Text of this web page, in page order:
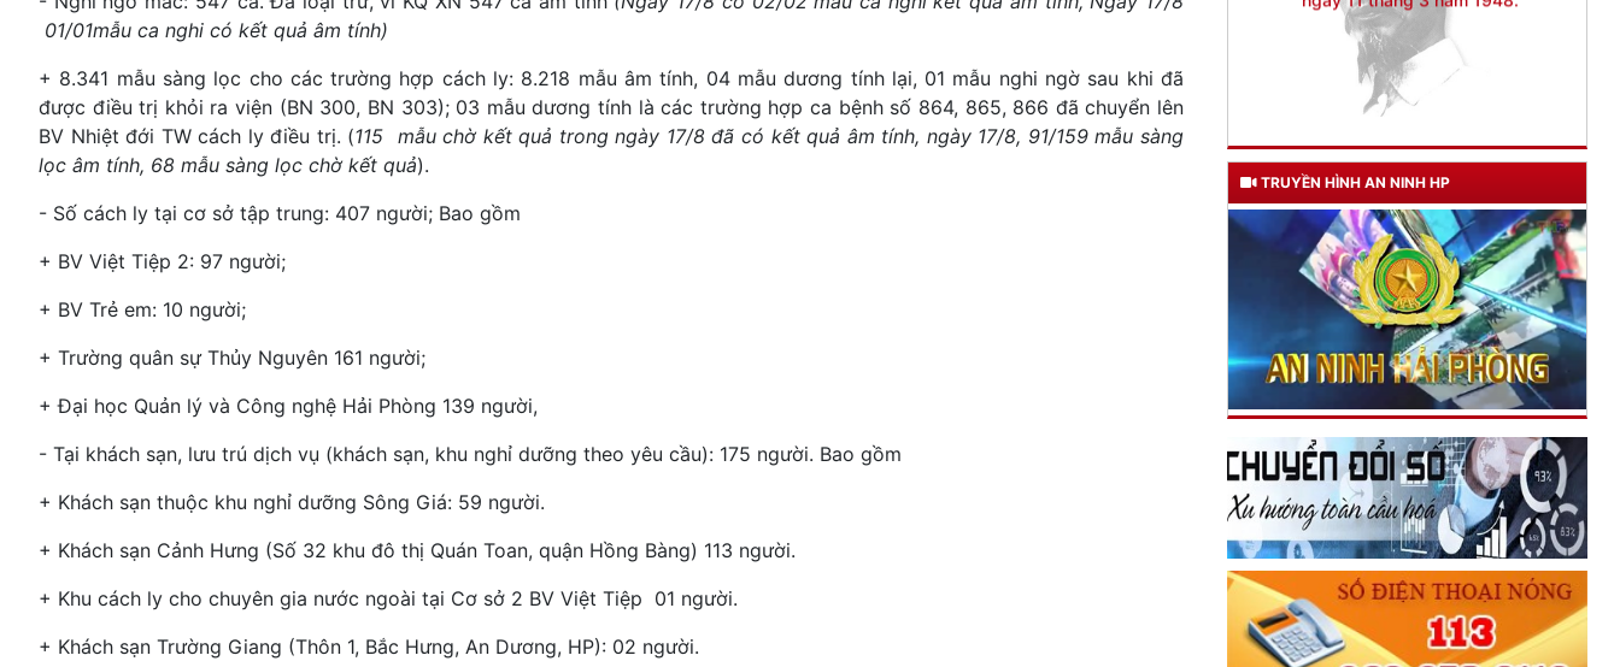
01/01mẫu ca nghi có kết quả âm tính)
+ 8.341 mẫu sàng lọc cho các trường hợp cách ly: 8.218 mẫu âm tính, 04 mẫu dương tính lại, 01 mẫu nghi ngờ sau khi đã
được điều trị khỏi ra viện (BN 300, BN 303); 03 mẫu dương tính là các trường hợp ca bệnh số 864, 865, 866 đã chuyển lên
BV Nhiệt đới TW cách ly điều trị. (115 mẫu chờ kết quả trong ngày 17/8 đã có kết quả âm tính, ngày 17/8, 91/159 mẫu sàng
lọc âm tính, 68 mẫu sàng lọc chờ kết quả).
- Số cách ly tại cơ sở tập trung: 407 người; Bao gồm
+ BV Việt Tiệp 2: 97 người;
+ BV Trẻ em: 10 người;
+ Trường quân sự Thủy Nguyên 161 người;
+ Đại học Quản lý và Công nghệ Hải Phòng 139 người,
- Tại khách sạn, lưu trú dịch vụ (khách sạn, khu nghỉ dưỡng theo yêu cầu): 175 người. Bao gồm
+ Khách sạn thuộc khu nghỉ dưỡng Sông Giá: 59 người.
+ Khách sạn Cảnh Hưng (Số 32 khu đô thị Quán Toan, quận Hồng Bàng) 113 người.
+ Khu cách ly cho chuyên gia nước ngoài tại Cơ sở 2 BV Việt Tiệp 01 người.
+ Khách sạn Trường Giang (Thôn 1, Bắc Hưng, An Dương, HP): 02 người.
TRUYỀN HÌNH AN NINH HP